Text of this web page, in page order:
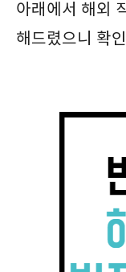
아래에서 해외
해드렸으니 확